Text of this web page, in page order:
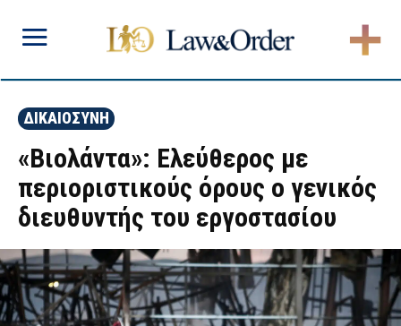
ΔΙΚΑΙΟΣΥΝΗ
«Βιολάντα»: Ελεύθερος με
περιοριστικούς όρους ο γενικός
διευθυντής του εργοστασίου